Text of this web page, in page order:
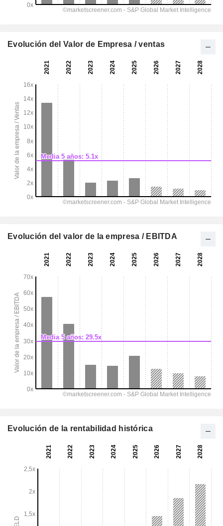
Evolución del Valor de Empresa / ventas
Evolución del valor de la empresa / EBITDA
Evolución de la rentabilidad histórica